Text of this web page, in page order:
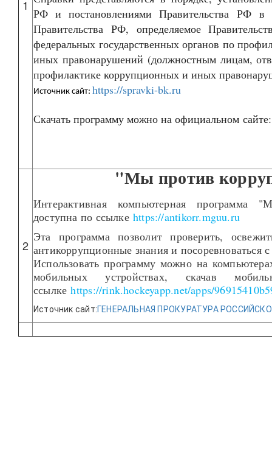
1
РФ и постановлениями Правительства РФ в
Правительства РФ, определяемое
федеральных государственных органов по
иных правонарушений (должностным лицам,
профилактике коррупционных и иных
Источник сайт: https://spravki-bk.ru
Скачать программу можно на официальном
2
"Мы против
Интерактивная компьютерная программа
доступна по ссылке https://antikorr.mguu.ru
Эта программа позволит проверить,
антикоррупционные знания и посоревноваться
Использовать программу можно на
мобильных устройствах, скачав
ссылкеhttps://rink.hockeyapp.net/apps/
Источник сайт:ГЕНЕРАЛЬНАЯ ПРОКУРАТУРА